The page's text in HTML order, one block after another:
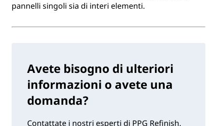
pannelli singoli sia di interi elementi.
Avete bisogno di ulteriori
informazioni o avete una
domanda?
Contattate i nostri esperti di PPG Refinish.